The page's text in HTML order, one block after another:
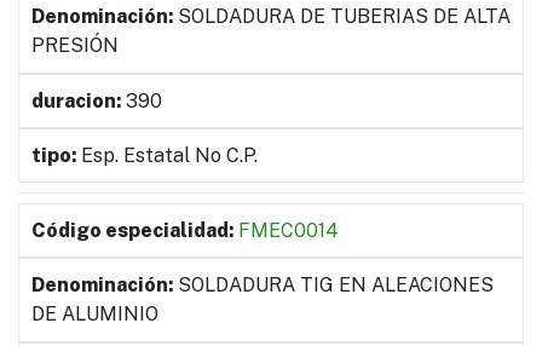
SOLDADURA DE TUBERIAS DE ALTA
PRESIÓN
390
Esp. Estatal No C.P.
FMEC0014
SOLDADURA TIG EN ALEACIONES
DE ALUMINIO